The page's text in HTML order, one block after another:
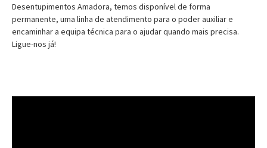
Desentupimentos Amadora, temos disponível de forma
permanente, uma linha de atendimento para o poder auxiliar e
encaminhar a equipa técnica para o ajudar quando mais precisa.
Ligue-nos já!